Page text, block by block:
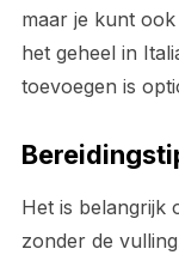
maar je kunt
het geheel in
toevoegen is
Het is belangrijk
zonder de